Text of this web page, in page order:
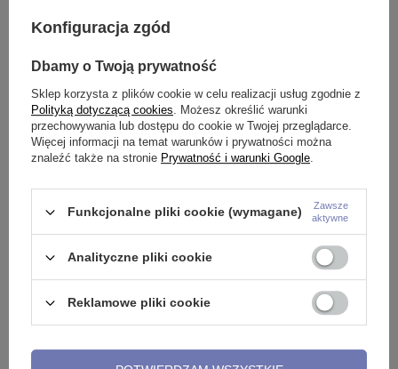
K-018
10,99 zł -21,99 zł
złoto - K-018
15,99 zł-24,99 zł
Zadaj pytanie a my odpowiemy
niezwłocznie, najciekawsze
dla innych.
ZADAJ PYTANIE
Opinie o Kolczyk kółko clicker -
kolorowy - K-018
Konfiguracja zgód
Dbamy o Twoją prywatność
Sklep korzysta z plików cookie w celu realizacji usług zgodnie z
Polityką dotyczącą cookies. Możesz określić warunki
przechowywania lub dostępu do cookie w Twojej przeglądarce.
Więcej informacji na temat warunków i prywatności można
znaleźć także na stronie Prywatność i warunki Google.
Funkcjonalne pliki cookie (wymagane)
Zawsze
aktywne
Analityczne pliki cookie
Reklamowe pliki cookie